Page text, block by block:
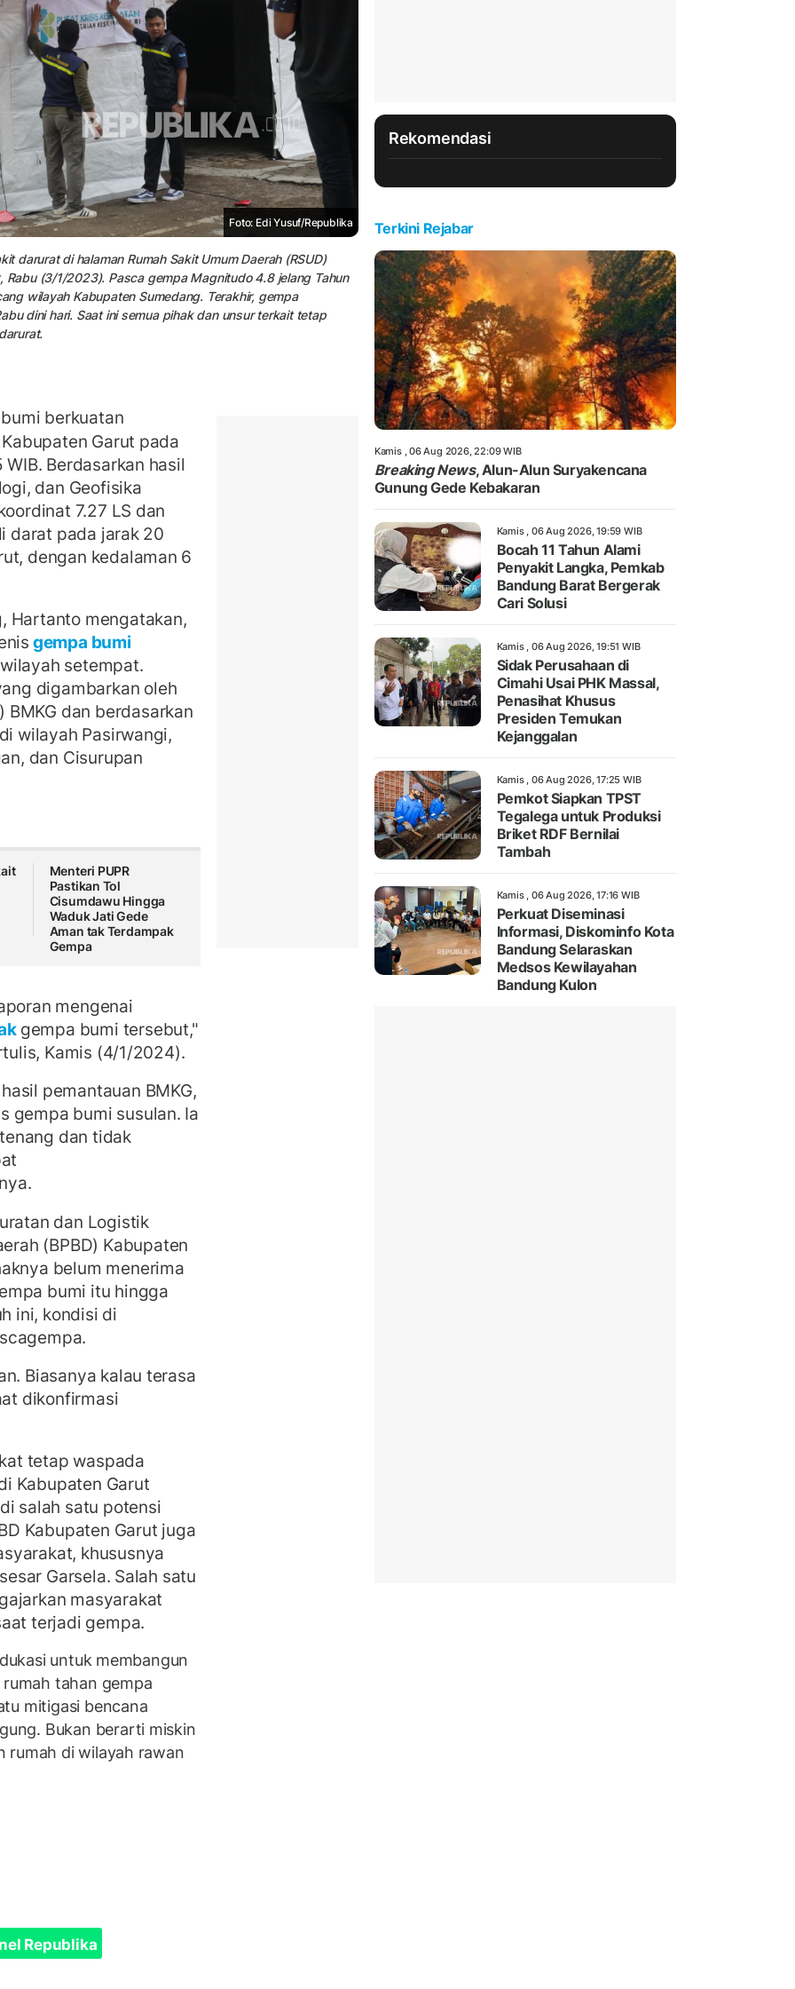
Foto: Edi Yusuf/Republika
darurat di halaman Rumah Sakit Umum Daerah (RSUD)
(3/1/2023). Pasca gempa Magnitudo 4.8 jelang Tahun
wilayah Kabupaten Sumedang. Terakhir, gempa
dini hari. Saat ini semua pihak dan unsur terkait tetap
berkuatan
Garut pada
Berdasarkan hasil
dan Geofisika
7.27 LS dan
darat pada jarak 20
dengan kedalaman 6
Hartanto mengatakan,
gempa bumi
setempat.
digambarkan oleh
dan berdasarkan
wilayah Pasirwangi,
dan Cisurupan
Menteri PUPR
Pastikan Tol
Cisumdawu Hingga
Waduk Jati Gede
Aman tak Terdampak
Gempa
mengenai
gempa bumi tersebut,"
Kamis (4/1/2024).
pemantauan BMKG,
gempa bumi susulan. Ia
dan tidak
dan Logistik
(BPBD) Kabupaten
belum menerima
bumi itu hingga
ini, kondisi di
Biasanya kalau terasa
dikonfirmasi
tetap waspada
Kabupaten Garut
salah satu potensi
Kabupaten Garut juga
khususnya
Garsela. Salah satu
masyarakat
terjadi gempa.
untuk membangun
tahan gempa
mitigasi bencana
Bukan berarti miskin
rumah di wilayah rawan
Republika
Rekomendasi
Terkini Rejabar
Kamis , 06 Aug 2026, 22:09 WIB
Breaking News, Alun-Alun Suryakencana
Gunung Gede Kebakaran
Kamis , 06 Aug 2026, 19:59 WIB
Bocah 11 Tahun Alami
Penyakit Langka, Pemkab
Bandung Barat Bergerak
Cari Solusi
Kamis , 06 Aug 2026, 19:51 WIB
Sidak Perusahaan di
Cimahi Usai PHK Massal,
Penasihat Khusus
Presiden Temukan
Kejanggalan
Kamis , 06 Aug 2026, 17:25 WIB
Pemkot Siapkan TPST
Tegalega untuk Produksi
Briket RDF Bernilai
Tambah
Kamis , 06 Aug 2026, 17:16 WIB
Perkuat Diseminasi
Informasi, Diskominfo Kota
Bandung Selaraskan
Medsos Kewilayahan
Bandung Kulon